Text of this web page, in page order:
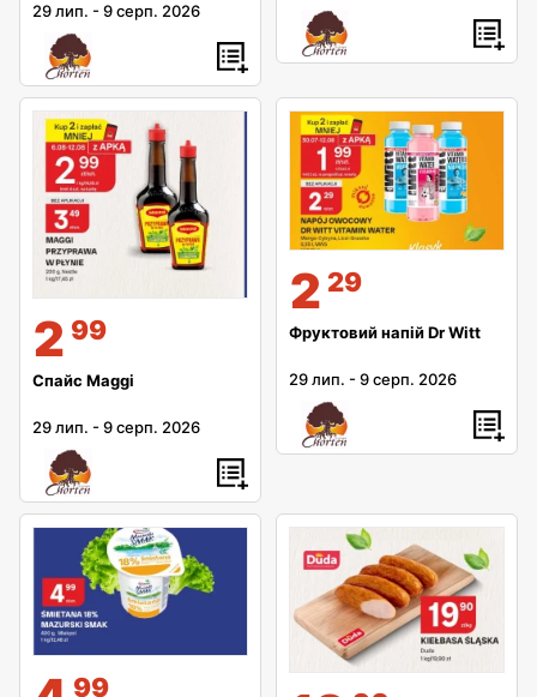
29 лип. -9 серп. 2026
2 99
Спайс Maggi
29 лип. -9 серп. 2026
2 29
Фруктовий напій Dr Witt
29 лип. -9 серп. 2026
99